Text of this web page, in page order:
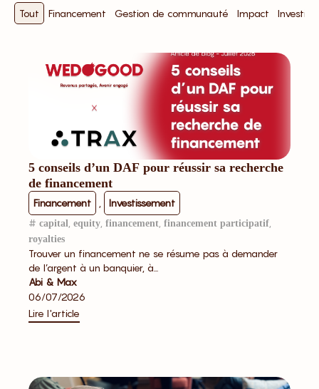
Financement Gestion de communauté Impact
Tout
5 conseils d’un DAF pour réussir sa recherche
de financement
Trouver un financement ne se résume pas à demander
de l’argent à un banquier, à...
Financement Investissement
Abi & Max
06/07/2026
# capital equity financement financement participatif
royalties
Lire l'article